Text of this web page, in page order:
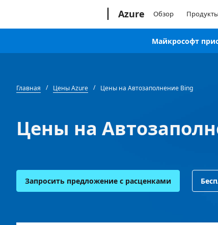
Azure Обзор Продукты
Майкрософт
Главная Цены Azure Цены на Автозаполнение Bing
Цены на
Запросить предложение с расценками